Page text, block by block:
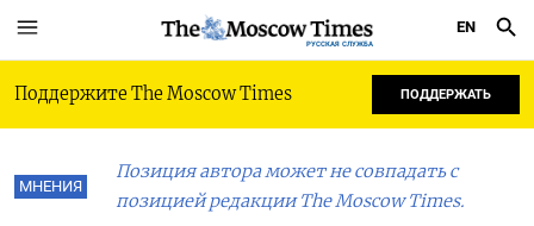
РУССКАЯ СЛУЖБА
EN
Поддержите The Moscow Times ПОДДЕРЖАТЬ
МНЕНИЯ
Позиция автора может не совпадать с
позицией редакции The Moscow Times.